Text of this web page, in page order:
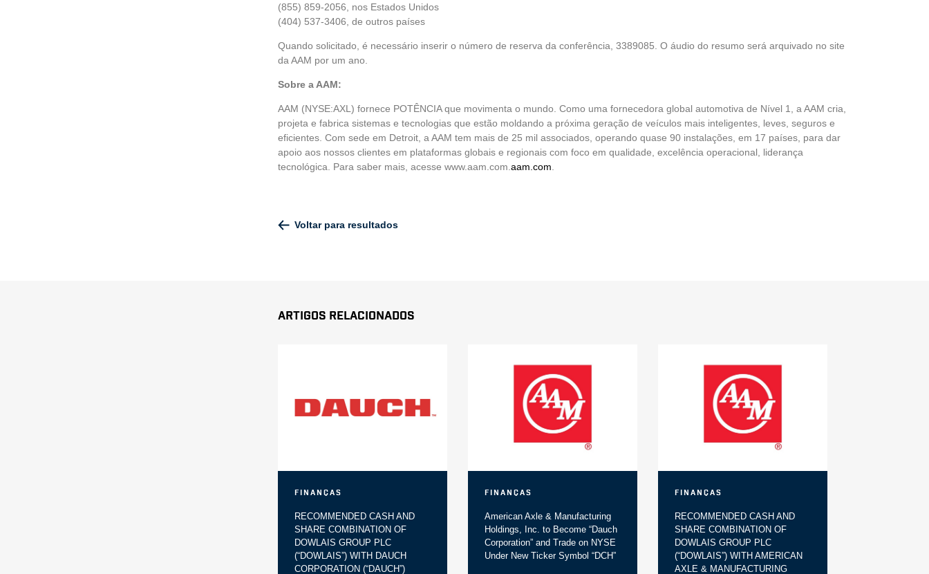
(855) 859-2056, nos Estados Unidos
(404) 537-3406, de outros países
Quando solicitado, é necessário inserir o número de reserva da conferência, 3389085. O áudio do resumo será arquivado no site
da AAM por um ano.
Sobre a AAM:
AAM (NYSE:AXL) fornece POTÊNCIA que movimenta o mundo. Como uma fornecedora global automotiva de Nível 1, a AAM cria,
projeta e fabrica sistemas e tecnologias que estão moldando a próxima geração de veículos mais inteligentes, leves, seguros e
eficientes. Com sede em Detroit, a AAM tem mais de 25 mil associados, operando quase 90 instalações, em 17 países, para dar
apoio aos nossos clientes em plataformas globais e regionais com foco em qualidade, excelência operacional, liderança
tecnológica. Para saber mais, acesse www.aam.com. aam.com
Voltar para resultados
Artigos Relacionados
Finanças
RECOMMENDED CASH AND
SHARE COMBINATION OF
DOWLAIS GROUP PLC
(“DOWLAIS”) WITH DAUCH
CORPORATION (“DAUCH”)
Finanças
American Axle & Manufacturing
Holdings, Inc. to Become “Dauch
Corporation” and Trade on NYSE
Under New Ticker Symbol “DCH”
Finanças
RECOMMENDED CASH AND
SHARE COMBINATION OF
DOWLAIS GROUP PLC
(“DOWLAIS”) WITH AMERICAN
AXLE & MANUFACTURING